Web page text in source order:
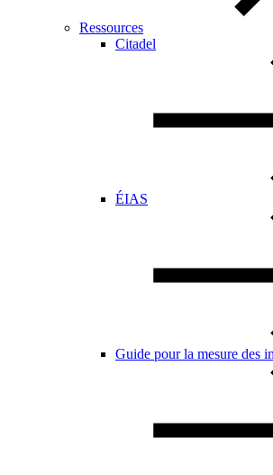
Ressources
Citadel
ÉIAS
Guide pour la mesure des